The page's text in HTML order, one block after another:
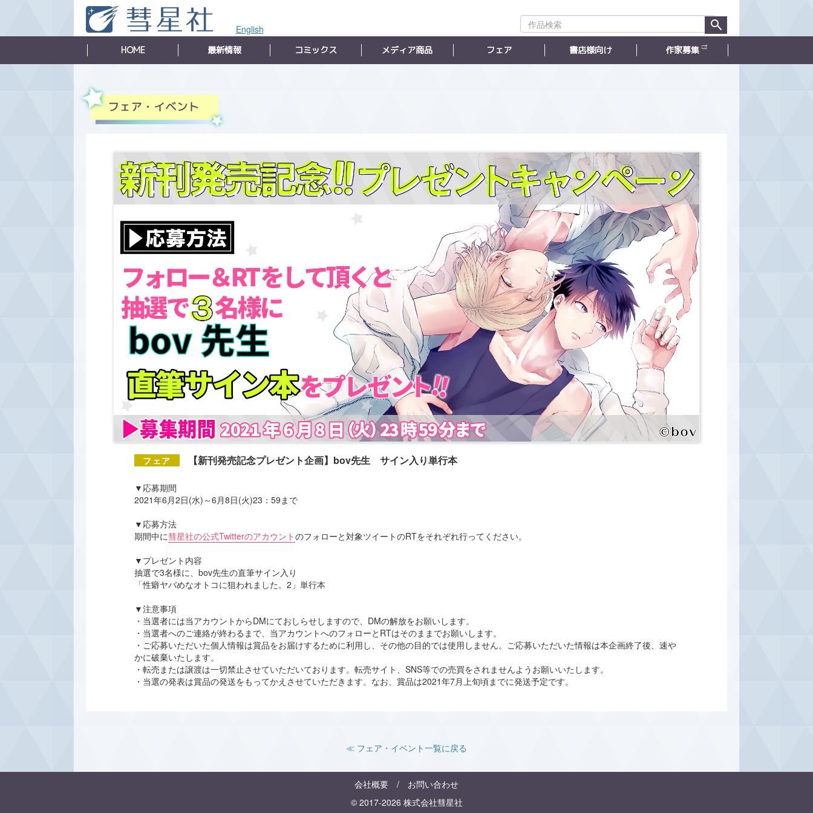
English
作
品
HOME 最新情報 コミックス メディア商品 フェア 書店様向け 作家募集
【新刊発売記念プレゼント企画】bov先生 サイン入り単行本
▼応募期間
2021年6月2日(水)～6月8日(火)23：59まで
▼応募方法
期間中に彗星社の公式Twitterのアカウントのフォローと対象ツイートのRTをそれぞれ行ってください。
▼プレゼント内容
抽選で3名様に、bov先生の直筆サイン入り
「性癖ヤバめなオトコに狙われました。2」単行本
▼注意事項
・当選者には当アカウントからDMにておしらせしますので、DMの解放をお願いします。
・当選者へのご連絡が終わるまで、当アカウントへのフォローとRTはそのままでお願いします。
・ご応募いただいた個人情報は賞品をお届けするために利用し、その他の目的では使用しません。ご応募いただいた情報は本企画終了後、速や
かに破棄いたします。
・転売または譲渡は一切禁止させていただいております。転売サイト、SNS等での売買をされませんようお願いいたします。
・当選の発表は賞品の発送をもってかえさせていただきます。なお、賞品は2021年7月上旬頃までに発送予定です。
≪ フェア・イベント一覧に戻る
会社概要 / お問い合わせ
© 2017-2026 株式会社彗星社